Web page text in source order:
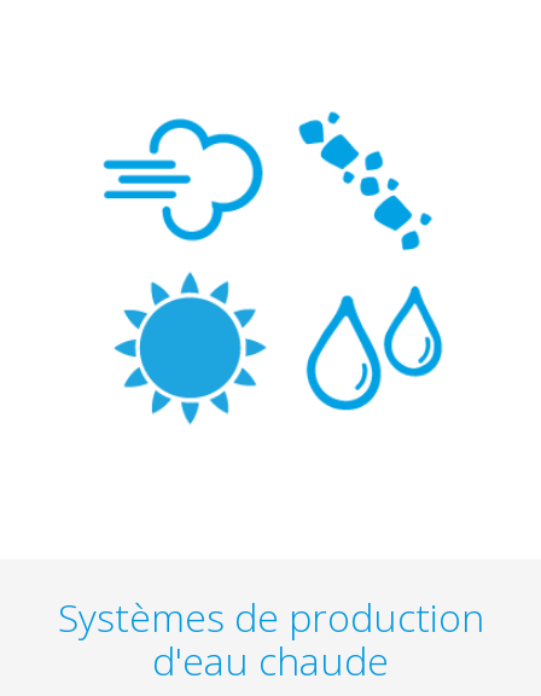
Systèmes de production
d'eau chaude